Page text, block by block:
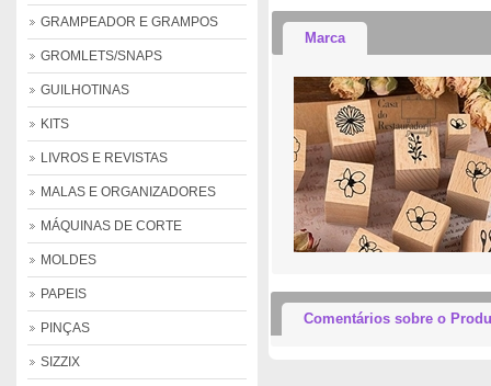
GRAMPEADOR E GRAMPOS
GROMLETS/SNAPS
GUILHOTINAS
KITS
LIVROS E REVISTAS
MALAS E ORGANIZADORES
MÁQUINAS DE CORTE
MOLDES
PAPEIS
PINÇAS
SIZZIX
Marca
Comentários sobre o